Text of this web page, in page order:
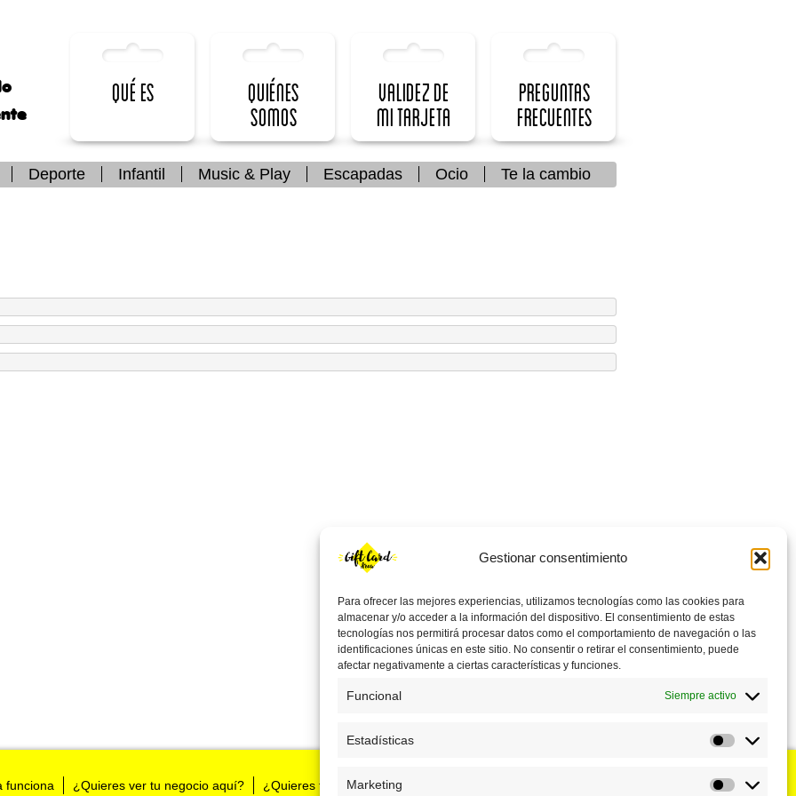
Gestionar consentimiento
Para ofrecer las mejores experiencias, utilizamos tecnologías como las cookies para
almacenar y/o acceder a la información del dispositivo. El consentimiento de estas
tecnologías nos permitirá procesar datos como el comportamiento de navegación o las
identificaciones únicas en este sitio. No consentir o retirar el consentimiento, puede
afectar negativamente a ciertas características y funciones.
Funcional Siempre activo
Estadísticas
Marketing
Marketing
Qué es
Quiénes
somos
Validez de
mi Tarjeta
Preguntas
frecuentes
Deporte Infantil Music & Play Escapadas Ocio Te la cambio
funciona ¿Quieres ver tu negocio aquí? ¿Quieres tenernos en tu negocio?